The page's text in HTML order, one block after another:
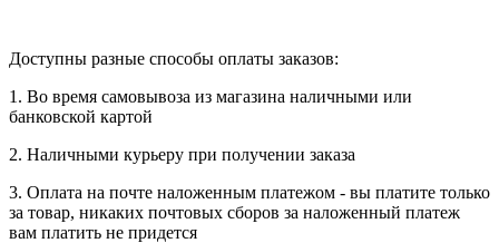
Доступны разные способы оплаты заказов:
1. Во время самовывоза из магазина наличными или
банковской картой
2. Наличными курьеру при получении заказа
3. Оплата на почте наложенным платежом - вы платите только
за товар, никаких почтовых сборов за наложенный платеж
вам платить не придется